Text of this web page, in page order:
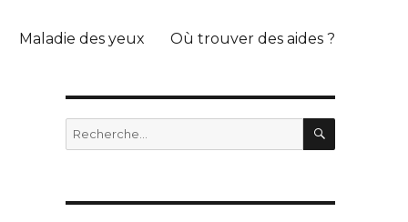
Maladie des yeux Où trouver des aides ?
Recherche
pour